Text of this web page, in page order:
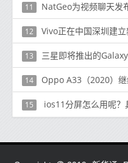
11 NatGeo为视频聊天发
12 Vivo正在中国深圳建立新
13 三星即将推出的Galaxy Tab S7
14 Oppo A33（2020）
15 ios11分屏怎么用呢